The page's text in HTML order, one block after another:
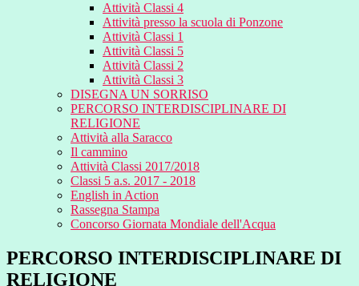
Attività Classi 4
Attività presso la scuola di Ponzone
Attività Classi 1
Attività Classi 5
Attività Classi 2
Attività Classi 3
DISEGNA UN SORRISO
PERCORSO INTERDISCIPLINARE DI
RELIGIONE
Attività alla Saracco
Il cammino
Attività Classi 2017/2018
Classi 5 a.s. 2017 - 2018
English in Action
Rassegna Stampa
Concorso Giornata Mondiale dell'Acqua
PERCORSO INTERDISCIPLINARE DI
RELIGIONE